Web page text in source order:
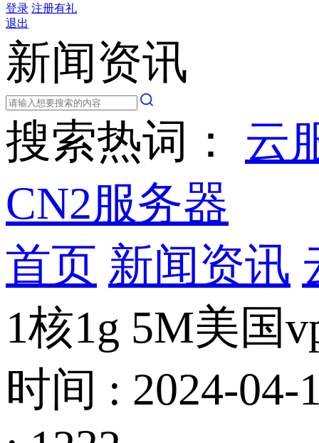
登录 注册有礼
退出
新闻资讯
搜索热词： 云
CN2服务器
首页 新闻资讯
1核1g 5M美国
时间 : 2024-04-